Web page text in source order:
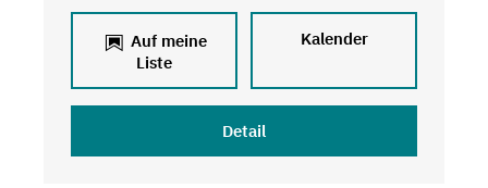
Auf meine
Liste
Kalender
Detail